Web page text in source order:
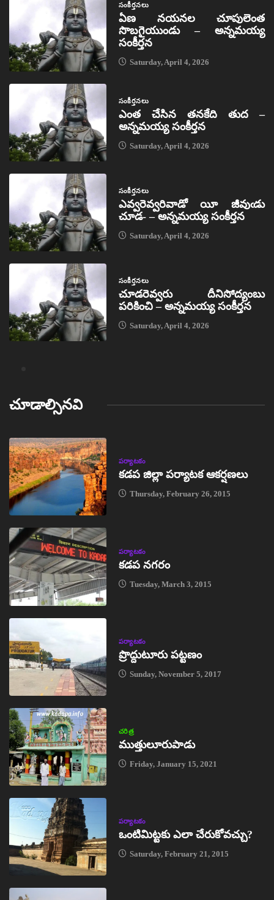
సంకీర్తనలు
ఏణ నయనల చూపులెంత
సొబగైయుండు – అన్నమయ్య
సంకీర్తన
Saturday, April 4, 2026
సంకీర్తనలు
ఎంత చేసిన తనకేది తుద –
అన్నమయ్య సంకీర్తన
Saturday, April 4, 2026
సంకీర్తనలు
ఎవ్వరెవ్వరివాడో యీ జీవుఁడు
చూడ- – అన్నమయ్య సంకీర్తన
Saturday, April 4, 2026
సంకీర్తనలు
చూడరెవ్వరు దీనిసోద్యంబు
పరికించి – అన్నమయ్య సంకీర్తన
Saturday, April 4, 2026
చూడాల్సినవి
పర్యాటకం
కడప జిల్లా పర్యాటక ఆకర్షణలు
Thursday, February 26, 2015
పర్యాటకం
కడప నగరం
Tuesday, March 3, 2015
పర్యాటకం
ప్రొద్దుటూరు పట్టణం
Sunday, November 5, 2017
చరిత్ర
ముత్తులూరుపాడు
Friday, January 15, 2021
పర్యాటకం
ఒంటిమిట్టకు ఎలా చేరుకోవచ్చు?
Saturday, February 21, 2015